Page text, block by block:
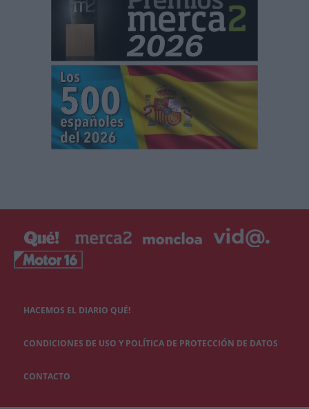
HACEMOS EL DIARIO QUÉ!
CONDICIONES DE USO Y POLÍTICA DE PROTECCIÓN DE DATOS
CONTACTO